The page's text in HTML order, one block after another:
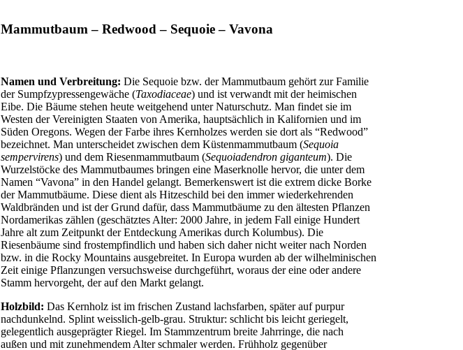
Mammutbaum – Redwood – Sequoie – Vavona
Namen und Verbreitung: Die Sequoie bzw. der Mammutbaum gehört zur Familie
der Sumpfzypressengewäche (Taxodiaceae) und ist verwandt mit der heimischen
Eibe. Die Bäume stehen heute weitgehend unter Naturschutz. Man findet sie im
Westen der Vereinigten Staaten von Amerika, hauptsächlich in Kalifornien und im
Süden Oregons. Wegen der Farbe ihres Kernholzes werden sie dort als “Redwood”
bezeichnet. Man unterscheidet zwischen dem Küstenmammutbaum (Sequoia
sempervirens) und dem Riesenmammutbaum (Sequoiadendron giganteum). Die
Wurzelstöcke des Mammutbaumes bringen eine Maserknolle hervor, die unter dem
Namen “Vavona” in den Handel gelangt. Bemerkenswert ist die extrem dicke Borke
der Mammutbäume. Diese dient als Hitzeschild bei den immer wiederkehrenden
Waldbränden und ist der Grund dafür, dass Mammutbäume zu den ältesten Pflanzen
Nordamerikas zählen (geschätztes Alter: 2000 Jahre, in jedem Fall einige Hundert
Jahre alt zum Zeitpunkt der Entdeckung Amerikas durch Kolumbus). Die
Riesenbäume sind frostempfindlich und haben sich daher nicht weiter nach Norden
bzw. in die Rocky Mountains ausgebreitet. In Europa wurden ab der wilhelminischen
Zeit einige Pflanzungen versuchsweise durchgeführt, woraus der eine oder andere
Stamm hervorgeht, der auf den Markt gelangt.
Holzbild: Das Kernholz ist im frischen Zustand lachsfarben, später auf purpur
nachdunkelnd. Splint weisslich-gelb-grau. Struktur: schlicht bis leicht geriegelt,
gelegentlich ausgeprägter Riegel. Im Stammzentrum breite Jahrringe, die nach
außen und mit zunehmendem Alter schmaler werden. Frühholz gegenüber